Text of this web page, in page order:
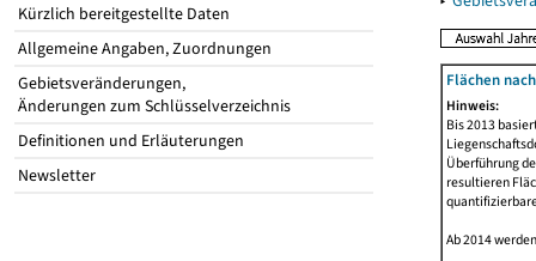
Kürzlich bereitgestellte Daten
Allgemeine Angaben, Zuordnungen
Gebietsveränderungen,
Änderungen zum Schlüsselverzeichnis
Definitionen und Erläuterungen
Newsletter
Flächen
Hinweis:
Bis 2013
Überführung
resultieren
Ab 2014